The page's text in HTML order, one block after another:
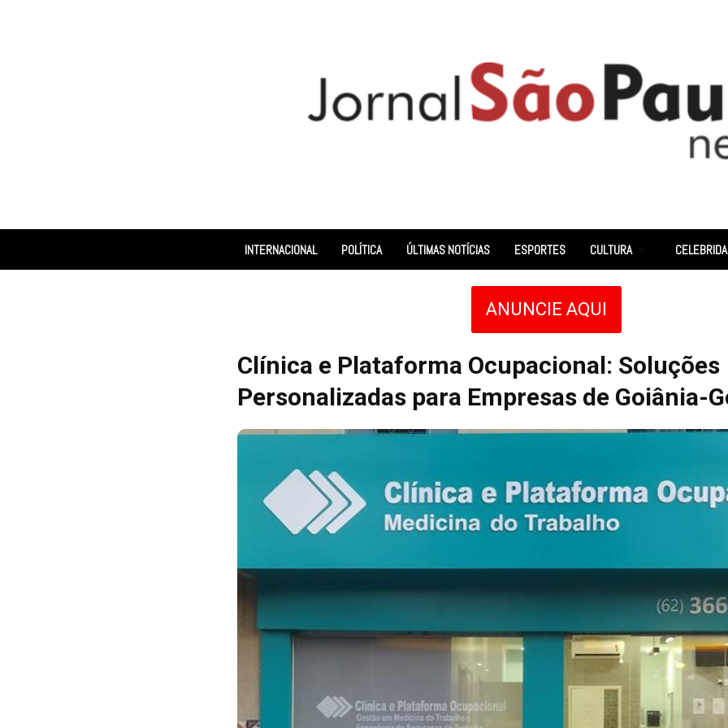
INTERNACIONAL POLÍTICA ÚLTIMAS NOTÍCIAS ESPORTES CULTURA
ANUNCIE AQUI
Clínica e Plataforma Ocupacional: Soluções
Personalizadas para Empresas de Goiânia-